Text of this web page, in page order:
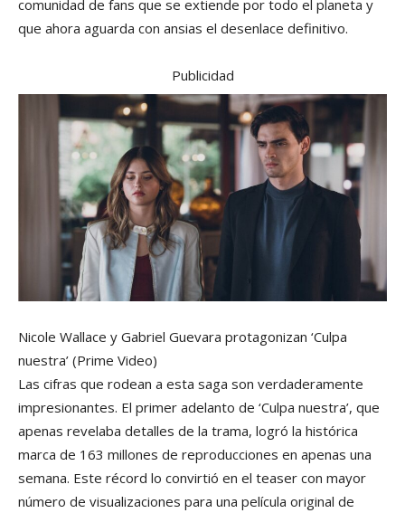
comunidad de fans que se extiende por todo el planeta y
que ahora aguarda con ansias el desenlace definitivo.
Publicidad
Nicole Wallace y Gabriel Guevara protagonizan ‘Culpa
nuestra’ (Prime Video)
Las cifras que rodean a esta saga son verdaderamente
impresionantes. El primer adelanto de ‘Culpa nuestra’, que
apenas revelaba detalles de la trama, logró la histórica
marca de 163 millones de reproducciones en apenas una
semana. Este récord lo convirtió en el teaser con mayor
número de visualizaciones para una película original de